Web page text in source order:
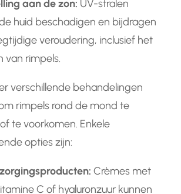
aan de zon: UV-stralen
huid beschadigen en bijdragen
veroudering, inclusief het
van rimpels.
verschillende behandelingen
rimpels rond de mond te
te voorkomen. Enkele
opties zijn:
Crèmes met
C of hyaluronzuur kunnen